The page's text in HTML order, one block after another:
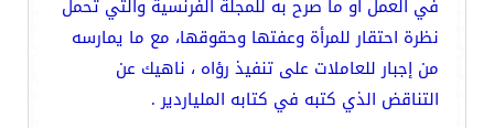
في العمل أو ما صرح به للمجلة الفرنسية والتي تحمل
نظرة احتقار للمرأة وعفتها وحقوقها، مع ما يمارسه
من إجبار للعاملات على تنفيذ رؤاه ، ناهيك عن
التناقض الذي كتبه في كتابه الملياردير .